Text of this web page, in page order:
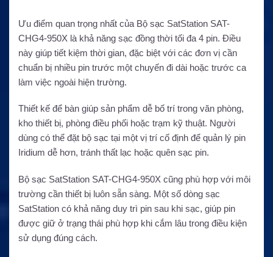
Ưu điểm quan trọng nhất của Bộ sạc SatStation SAT-
CHG4-950X là khả năng sạc đồng thời tối đa 4 pin. Điều
này giúp tiết kiệm thời gian, đặc biệt với các đơn vị cần
chuẩn bị nhiều pin trước một chuyến đi dài hoặc trước ca
làm việc ngoài hiện trường.
Thiết kế để bàn giúp sản phẩm dễ bố trí trong văn phòng,
kho thiết bị, phòng điều phối hoặc trạm kỹ thuật. Người
dùng có thể đặt bộ sạc tại một vị trí cố định để quản lý pin
Iridium dễ hơn, tránh thất lạc hoặc quên sạc pin.
Bộ sạc SatStation SAT-CHG4-950X cũng phù hợp với môi
trường cần thiết bị luôn sẵn sàng. Một số dòng sạc
SatStation có khả năng duy trì pin sau khi sạc, giúp pin
được giữ ở trạng thái phù hợp khi cắm lâu trong điều kiện
sử dụng đúng cách.